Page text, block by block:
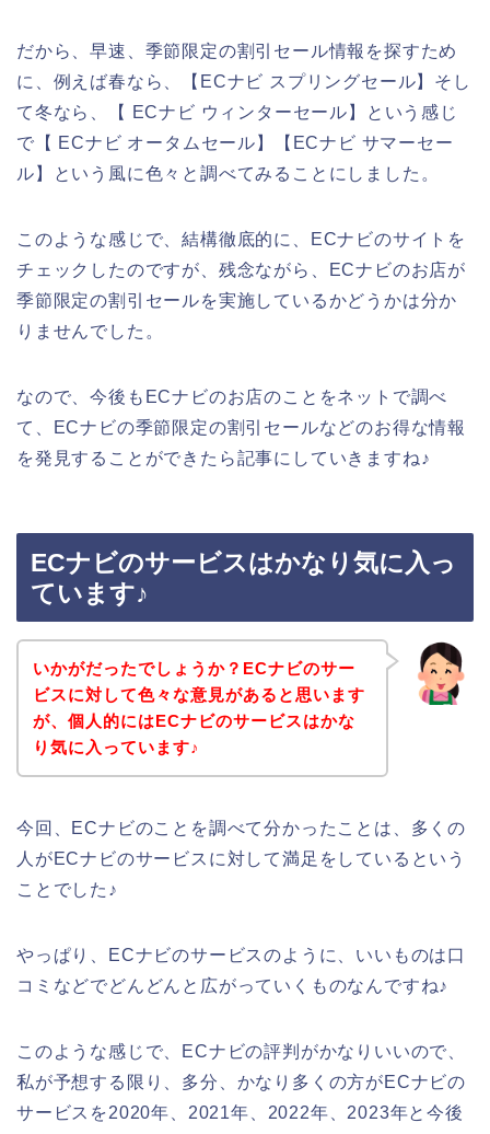
だから、早速、季節限定の割引セール情報を探すため
に、例えば春なら、【ECナビ スプリングセール】そし
て冬なら、【 ECナビ ウィンターセール】という感じ
で【 ECナビ オータムセール】【ECナビ サマーセー
ル】という風に色々と調べてみることにしました。
このような感じで、結構徹底的に、ECナビのサイトを
チェックしたのですが、残念ながら、ECナビのお店が
季節限定の割引セールを実施しているかどうかは分か
りませんでした。
なので、今後もECナビのお店のことをネットで調べ
て、ECナビの季節限定の割引セールなどのお得な情報
を発見することができたら記事にしていきますね♪
ECナビのサービスはかなり気に入っ
ています♪
いかがだったでしょうか？ECナビのサー
ビスに対して色々な意見があると思います
が、個人的にはECナビのサービスはかな
り気に入っています♪
今回、ECナビのことを調べて分かったことは、多くの
人がECナビのサービスに対して満足をしているという
ことでした♪
やっぱり、ECナビのサービスのように、いいものは口
コミなどでどんどんと広がっていくものなんですね♪
このような感じで、ECナビの評判がかなりいいので、
私が予想する限り、多分、かなり多くの方がECナビの
サービスを2020年、2021年、2022年、2023年と今後